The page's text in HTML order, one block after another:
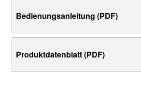
Bedienungsanleitung (PDF)
Produktdatenblatt (PDF)